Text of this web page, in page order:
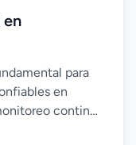
para
en
continuo